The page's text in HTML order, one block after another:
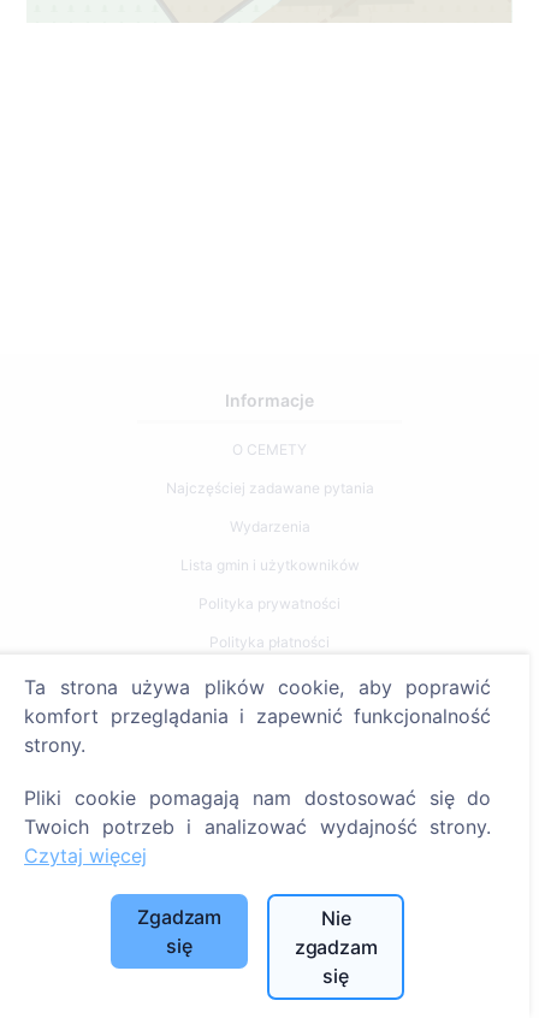
Informacje
O CEMETY
Najczęściej zadawane pytania
Wydarzenia
Lista gmin i użytkowników
Polityka prywatności
Polityka płatności
Ustawienia plików cookie
Szukaj
Szukaj cmentarzy
SIA "CEMETY", LV40103618951
Ta strona używa plików cookie, aby poprawić
komfort przeglądania i zapewnić funkcjonalność
strony.
Pliki cookie pomagają nam dostosować się do
Twoich potrzeb i analizować wydajność strony.
Czytaj więcej
Zgadzam
się
Nie
zgadzam
się